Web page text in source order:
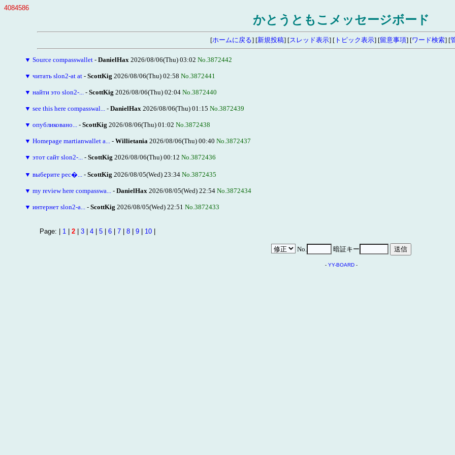
4084586
かとうともこメッセージボード
[ホームに戻る] [新規投稿] [スレッド表示] [ トピック表示] [留意事項] [ワード検索] [
▼ Source compasswallet - DanielHax 2026/08/06(Thu) 03:02 No.3872442
▼ читать slon2-at at - ScottKig 2026/08/06(Thu) 02:58 No.3872441
▼ найти это slon2-... - ScottKig 2026/08/06(Thu) 02:04 No.3872440
▼ see this here compasswal... - DanielHax 2026/08/06(Thu) 01:15 No.3872439
▼ опубликовано... - ScottKig 2026/08/06(Thu) 01:02 No.3872438
▼ Homepage martianwallet a... - Willietania 2026/08/06(Thu) 00:40 No.3872437
▼ этот сайт slon2-... - ScottKig 2026/08/06(Thu) 00:12 No.3872436
▼ выберите рес�... - ScottKig 2026/08/05(Wed) 23:34 No.3872435
▼ my review here compasswa... - DanielHax 2026/08/05(Wed) 22:54 No.3872434
▼ интернет slon2-a... - ScottKig 2026/08/05(Wed) 22:51 No.3872433
Page: | 1 | 2| 3| 4| 5| 6| 7| 8| 9| 10|
No. 暗証キー
- YY-BOARD -